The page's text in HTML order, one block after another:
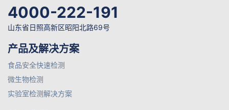
4000-222-191
山东省日照高新区昭阳北路69号
产品及解决方案
食品安全快速检测
微生物检测
实验室检测解决方案